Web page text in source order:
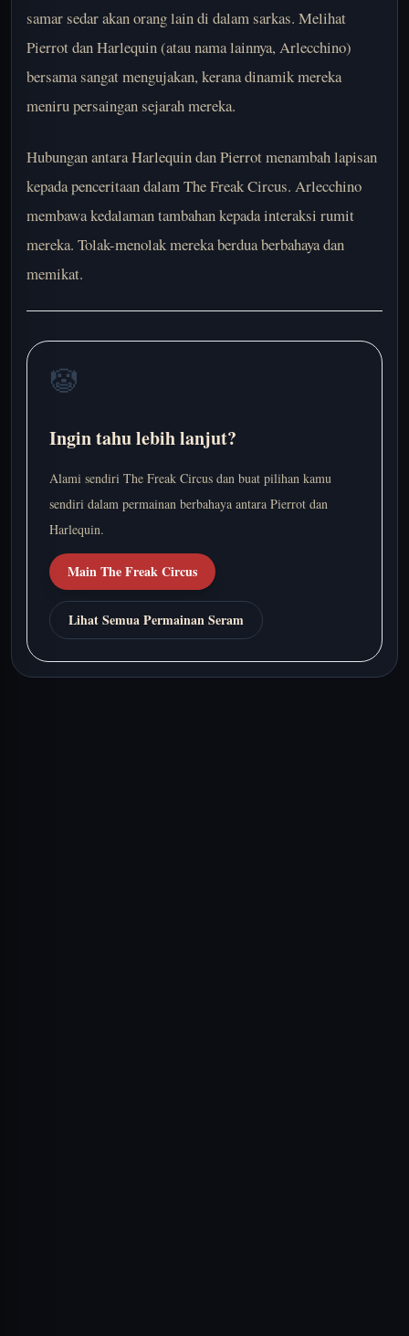
samar sedar akan orang lain di dalam sarkas. Melihat
Pierrot dan Harlequin (atau nama lainnya, Arlecchino)
bersama sangat mengujakan, kerana dinamik mereka
meniru persaingan sejarah mereka.
Hubungan antara Harlequin dan Pierrot menambah lapisan
kepada penceritaan dalam The Freak Circus. Arlecchino
membawa kedalaman tambahan kepada interaksi rumit
mereka. Tolak-menolak mereka berdua berbahaya dan
memikat.
🤡
Ingin tahu lebih lanjut?
Alami sendiri The Freak Circus dan buat pilihan kamu
sendiri dalam permainan berbahaya antara Pierrot dan
Harlequin.
Main The Freak Circus
Lihat Semua Permainan Seram